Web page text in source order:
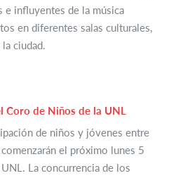
e influyentes de la música
en diferentes salas culturales,
ciudad.
Coro de Niños de la UNL
de niños y jóvenes entre
el próximo lunes 5
La concurrencia de los